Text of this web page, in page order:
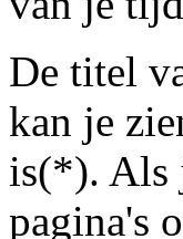
De titel
kan je
is(*). Als
pagina's